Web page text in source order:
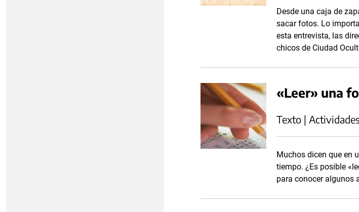
Desde una caja de
sacar fotos. Lo
esta entrevista, las
chicos de Ciudad
«Leer» una
Texto |
Muchos dicen que en
tiempo. ¿Es posible
para conocer algunos